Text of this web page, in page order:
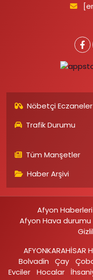
Nöbetçi Eczaneler
Trafik Durumu
Tüm Manşetler
Haber Arşivi
Afyon Haberleri
Afyon Hava durumu
AFYONKARAHİSAR
Bolvadin
Çay
Evciler‎
Hocalar